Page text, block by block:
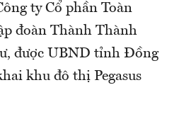
ty Cổ phần Toàn
đoàn Thành Thành
được UBND tỉnh Đồng
khu đô thị Pegasus